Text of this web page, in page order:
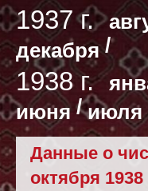
1937 г.
декабря/
1938 г.
июня /июля
Данные о
октября 1938